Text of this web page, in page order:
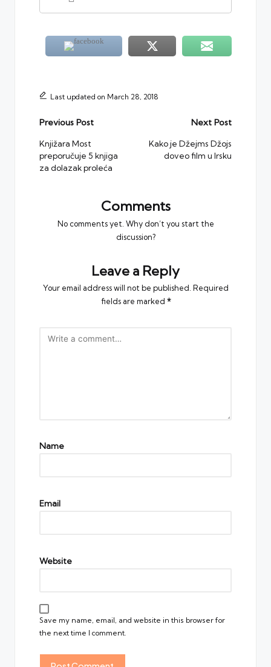
Last updated on March 28, 2018
Post
navigation
Previous Post
Knjižara Most
preporučuje 5 knjiga
za dolazak proleća
Next Post
Kako je Džejms Džojs
doveo film u Irsku
Comments
No comments yet. Why don’t you start the
discussion?
Leave a Reply
Your email address will not be published. Required
fields are marked *
Name
Email
Website
Save my name, email, and website in this browser for
the next time I comment.